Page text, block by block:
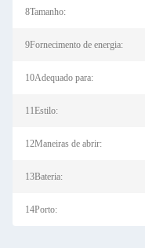
8Tamanho:
9Fornecimento de energia:
10Adequado para:
11Estilo:
12Maneiras de abrir:
13Bateria:
14Porto: